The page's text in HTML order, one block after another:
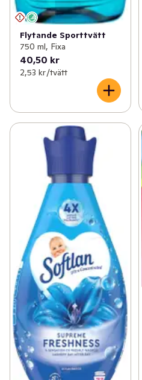
Flytande Sporttvätt
750 ml, Fixa
40,50 kr
2,53 kr /tvätt